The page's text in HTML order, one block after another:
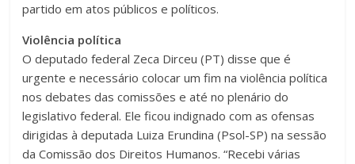
partido em atos públicos e políticos.
Violência política
O deputado federal Zeca Dirceu (PT) disse que é
urgente e necessário colocar um fim na violência política
nos debates das comissões e até no plenário do
legislativo federal. Ele ficou indignado com as ofensas
dirigidas à deputada Luiza Erundina (Psol-SP) na sessão
da Comissão dos Direitos Humanos. “Recebi várias